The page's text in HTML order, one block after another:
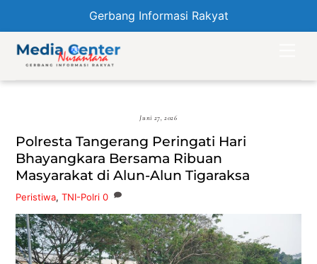
Gerbang Informasi Rakyat
content
Juni 27, 2026
Polresta Tangerang Peringati Hari
Bhayangkara Bersama Ribuan
Masyarakat di Alun-Alun Tigaraksa
Peristiwa,TNI-Polri 0